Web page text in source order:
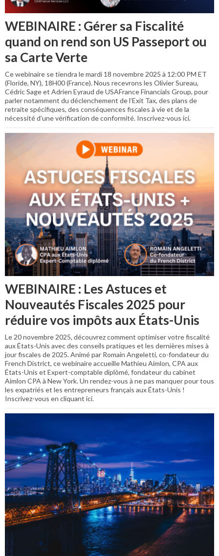
WEBINAIRE : Gérer sa Fiscalité
quand on rend son US Passeport ou
sa Carte Verte
Ce webinaire se tiendra le mardi 18 novembre 2025 à 12:00 PM ET
(Floride, NY), 18H00 (France). Nous recevrons les Olivier Sureau,
Cédric Sage et Adrien Eyraud de USAFrance Financials Group, pour
parler notamment du déclenchement de l’Exit Tax, des plans de
retraite spécifiques, des conséquences fiscales à vie et de la
nécessité d’une vérification de conformité. Inscrivez-vous ici.
WEBINAIRE : Les Astuces et
Nouveautés Fiscales 2025 pour
réduire vos impôts aux États-Unis
Le 20 novembre 2025, découvrez comment optimiser votre fiscalité
aux États-Unis avec des conseils pratiques et les dernières mises à
jour fiscales de 2025. Animé par Romain Angeletti, co-fondateur du
French District, ce webinaire accueille Mathieu Aimlon, CPA aux
États-Unis et Expert-comptable diplômé, fondateur du cabinet
Aimlon CPA à New York. Un rendez-vous à ne pas manquer pour tous
les expatriés et les entrepreneurs français aux États-Unis !
Inscrivez-vous en cliquant ici.